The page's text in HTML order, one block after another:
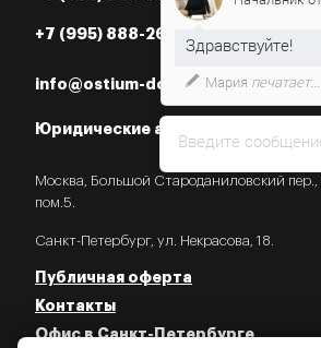
+7 (995) 888-26-87
info@ostium-doors.ru
Юридические адреса в РФ
Москва, Большой Староданиловский пер.,
пом.5.
Санкт-Петербург, ул. Некрасова, 18.
Публичная оферта
Контакты
Офис в Санкт-Петербурге
Введите
Мария печатает...